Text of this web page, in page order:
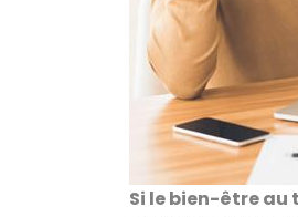
Si le bien-être au